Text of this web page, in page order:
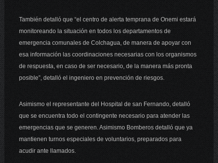
También detalló que “el centro de alerta temprana de Onemi estará
monitoreando la situación en todos los departamentos de
emergencia comunales de Colchagua, de manera de apoyar con
esa información las coordinaciones necesarias con los organismos
de respuesta, en caso de ser necesario, de la manera más pronta
posible”, detalló el ingeniero en prevención de riesgos.
Asimismo el representante del Hospital de san Fernando, detalló
que se encuentra todo el contingente necesario para atender las
emergencias que se generen. Asimismo Bomberos detalló que ya
mantienen turnos especiales de voluntarios, preparados para
acudir ante llamados.